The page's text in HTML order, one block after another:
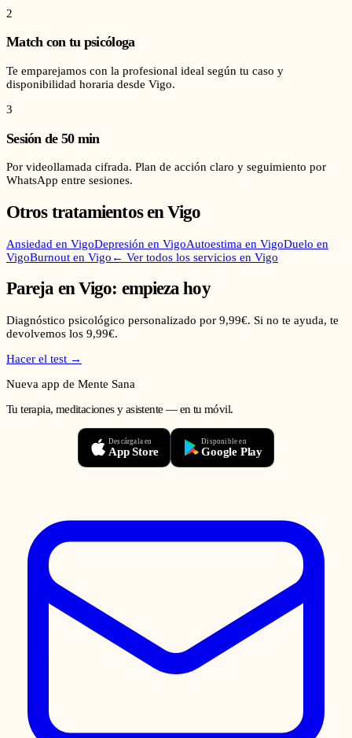
2
Match con tu psicóloga
Te emparejamos con la profesional ideal según tu caso y
disponibilidad horaria desde Vigo.
3
Sesión de 50 min
Por videollamada cifrada. Plan de acción claro y seguimiento por
WhatsApp entre sesiones.
Otros tratamientos enVigo
Ansiedad en VigoDepresión en VigoAutoestima en VigoDuelo en
VigoBurnout en Vigo ← Ver todos los servicios en Vigo
ParejaenVigo: empieza hoy
Diagnóstico psicológico personalizado por 9,99€. Si no te ayuda, te
devolvemos los 9,99€.
Hacer el test →
Nueva app de Mente Sana
Tu terapia, meditaciones y asistente — en tu móvil.
Descárgala en
App Store
Disponible en
Google Play